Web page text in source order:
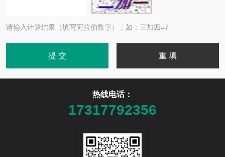
请输入计算结果（填写阿拉伯数字），如：三加四=7
热线电话：
17317792356